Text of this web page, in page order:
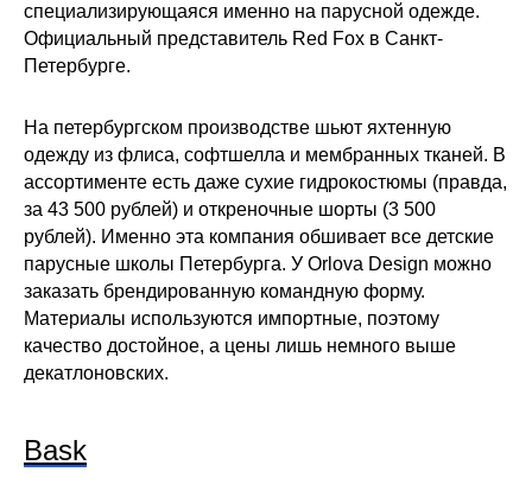
специализирующаяся именно на парусной одежде.
Официальный представитель Red Fox в Санкт-
Петербурге.
На петербургском производстве шьют яхтенную
одежду из флиса, софтшелла и мембранных тканей. В
ассортименте есть даже сухие гидрокостюмы (правда,
за 43 500 рублей) и откреночные шорты (3 500
рублей). Именно эта компания обшивает все детские
парусные школы Петербурга. У Orlova Design можно
заказать брендированную командную форму.
Материалы используются импортные, поэтому
качество достойное, а цены лишь немного выше
декатлоновских.
Bask